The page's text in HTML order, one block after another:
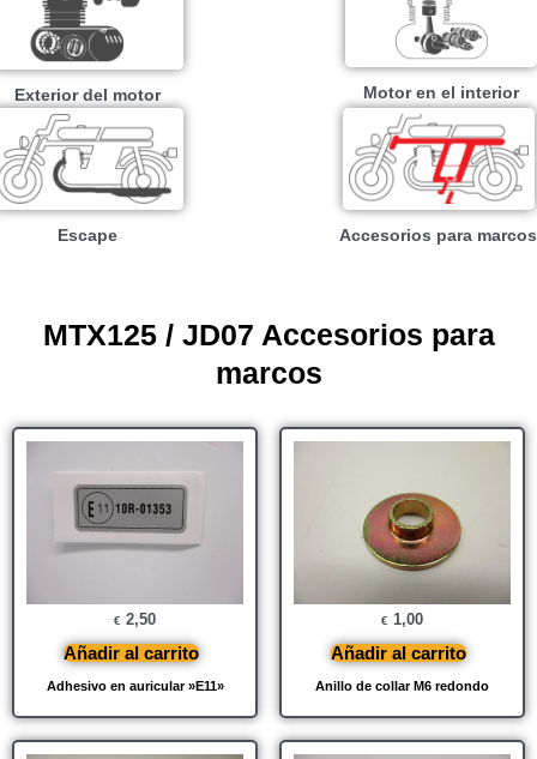
Exterior del motor Motor en el interior
Escape Accesorios para marcos
MTX125 / JD07 Accesorios para
marcos
Adhesivo en auricular »E11»
€ 2,50
Añadir al carrito
Anillo de collar M6 redondo
€ 1,00
Añadir al carrito